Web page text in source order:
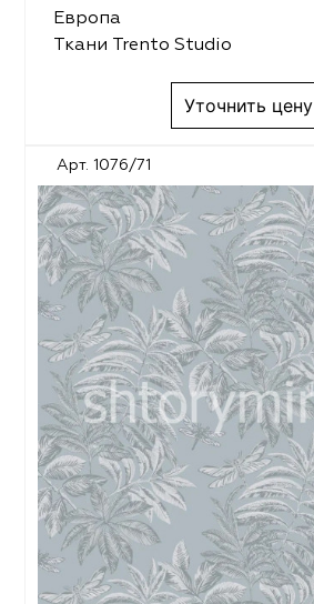
Европа
Ткани Trento Studio
Уточнить цену
Арт. 1076/71